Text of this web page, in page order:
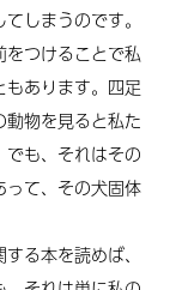
しまうのです。
つけることで私
あります。四足
物を見ると私た
も、それはその
て、その犬固体
る本を読めば、